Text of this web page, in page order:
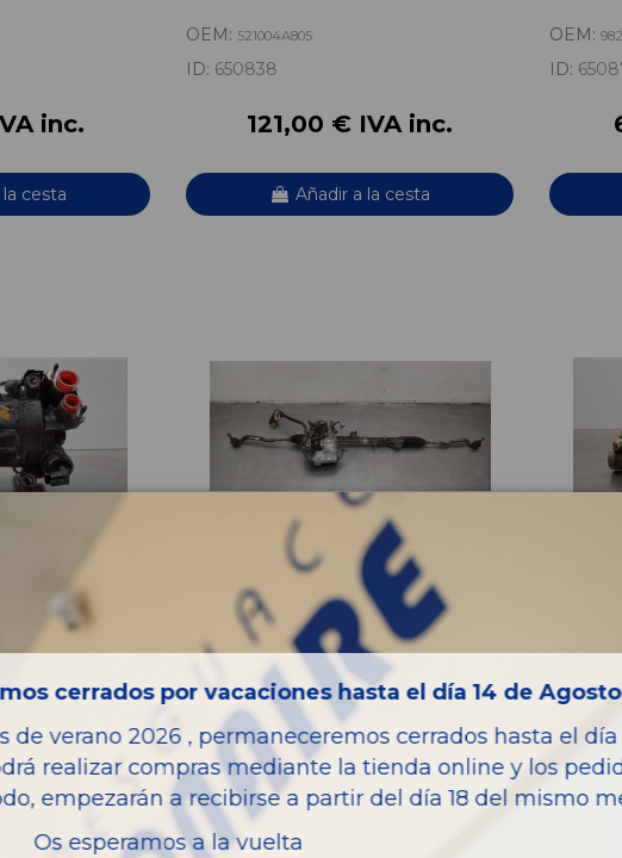
inc.
cesta
OEM: 521004A805
ID: 650838
121,00 € IVA inc.
Añadir a la cesta
OEM:
ID:
FEEL
inc.
cesta
CREMALLERA DIRECCION
CITROËN C4 GRAND PICASSO FEEL
OEM: 1646346580
650924
240,79 € IVA inc.
Añadir a la cesta
NISSAN
cerrados por vacaciones hasta el día 14 de
de verano 2026 , permaneceremos cerrados hasta el día
realizar compras mediante la tienda online y los
empezarán a recibirse a partir del día 18 del mismo
Os esperamos a la vuelta